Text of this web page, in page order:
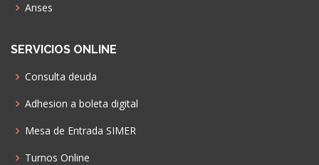
Anses
SERVICIOS ONLINE
Consulta deuda
Adhesion a boleta digital
Mesa de Entrada SIMER
Turnos Online